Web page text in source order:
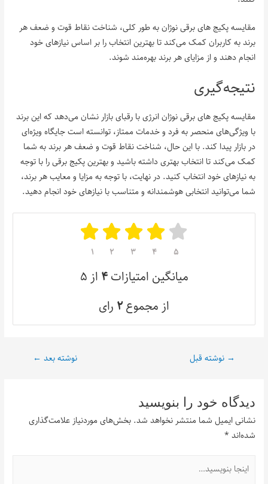
مقایسه پکیج‌ های برقی نوژان به طور کلی، شناخت نقاط قوت و ضعف هر
برند به کاربران کمک می‌کند تا بهترین انتخاب را بر اساس نیازهای خود
انجام دهند و از مزایای هر برند بهره‌مند شوند.
نتیجه‌گیری
مقایسه پکیج‌ های برقی نوژان انرژی با رقبای بازار نشان می‌دهد که این برند
با ویژگی‌های منحصر به فرد و خدمات ممتاز، توانسته است جایگاه ویژه‌ای
در بازار پیدا کند. با این حال، شناخت نقاط قوت و ضعف هر برند به شما
کمک می‌کند تا انتخاب بهتری داشته باشید و بهترین پکیج برقی را با توجه
به نیازهای خود انتخاب کنید. در نهایت، با توجه به مزایا و معایب هر برند،
شما می‌توانید انتخابی هوشمندانه و متناسب با نیازهای خود انجام دهید.
۱ ۲ ۳ ۴ ۵
میانگین امتیازات۴ از ۵
از مجموع۲ رای
→ نوشته قبل نوشته بعد ←
دیدگاه‌ خود را بنویسید
نشانی ایمیل شما منتشر نخواهد شد. بخش‌های موردنیاز علامت‌گذاری
شده‌اند *